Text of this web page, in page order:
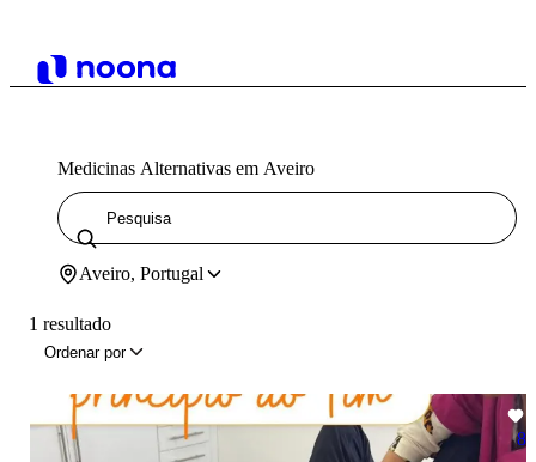
Medicinas Alternativas em Aveiro
Aveiro, Portugal
1 resultado
Ordenar por
8